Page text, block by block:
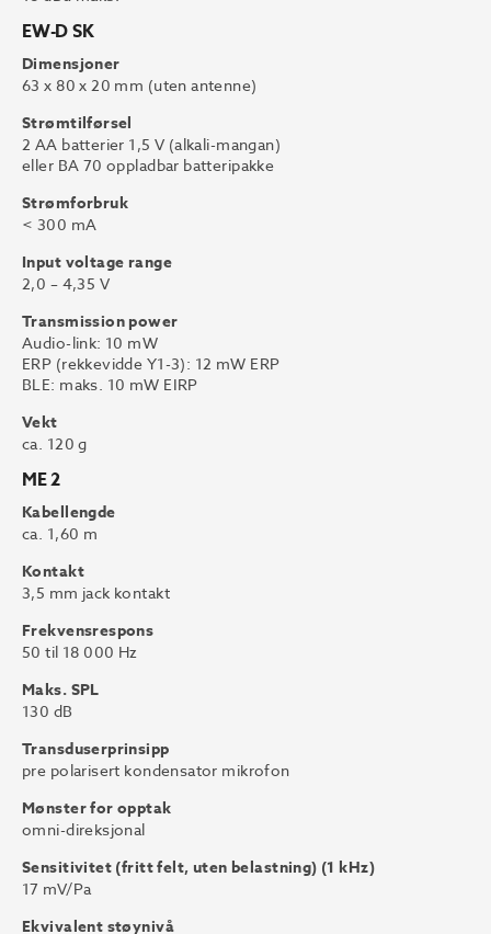
EW-D SK
Dimensjoner
63 x 80 x 20 mm (uten antenne)
Strømtilførsel
2 AA batterier 1,5 V (alkali-mangan)
eller BA 70 oppladbar batteripakke
Strømforbruk
< 300 mA
Input voltage range
2,0 – 4,35 V
Transmission power
Audio-link: 10 mW
ERP (rekkevidde Y1-3): 12 mW ERP
BLE: maks. 10 mW EIRP
Vekt
ca. 120 g
ME 2
Kabellengde
ca. 1,60 m
Kontakt
3,5 mm jack kontakt
Frekvensrespons
50 til 18 000 Hz
Maks. SPL
130 dB
Transduserprinsipp
pre polarisert kondensator mikrofon
Mønster for opptak
omni-direksjonal
Sensitivitet (fritt felt, uten belastning) (1 kHz)
17 mV/Pa
Ekvivalent støynivå